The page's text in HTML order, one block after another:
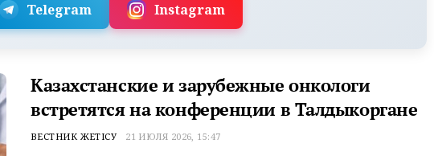
Telegram Instagram
Казахстанские и зарубежные онкологи
встретятся на конференции в Талдыкоргане
ВЕСТНИК ЖЕТІСУ 21 ИЮЛЯ 2026, 15:47